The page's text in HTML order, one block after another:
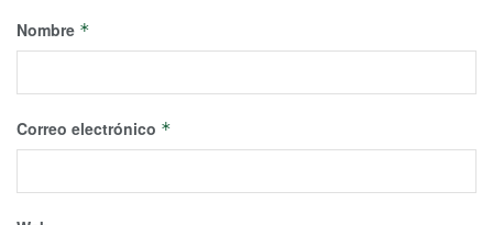
Nombre *
Correo electrónico *